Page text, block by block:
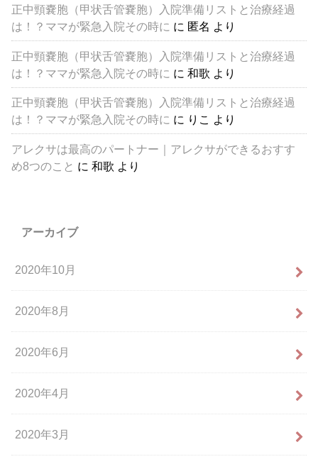
正中頸嚢胞（甲状舌管嚢胞）入院準備リストと治療経過
は！？ママが緊急入院その時に に 匿名 より
正中頸嚢胞（甲状舌管嚢胞）入院準備リストと治療経過
は！？ママが緊急入院その時に に和歌 より
正中頸嚢胞（甲状舌管嚢胞）入院準備リストと治療経過
は！？ママが緊急入院その時に に りこ より
アレクサは最高のパートナー｜アレクサができるおすす
め8つのこと に和歌 より
アーカイブ
2020年10月
2020年8月
2020年6月
2020年4月
2020年3月